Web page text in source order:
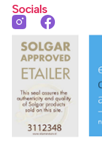
Socials